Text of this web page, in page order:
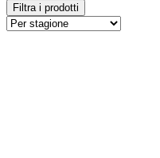
Filtra i prodotti